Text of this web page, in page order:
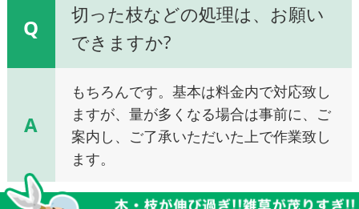
Q
切った枝などの処理は、お願い
できますか?
A
もちろんです。基本は料金内で対応致し
ますが、量が多くなる場合は事前に、ご
案内し、ご了承いただいた上で作業致し
ます。